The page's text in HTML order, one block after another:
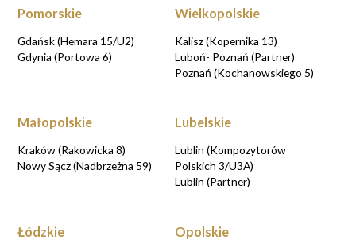
Pomorskie
Gdańsk (Hemara 15/U2)
Gdynia (Portowa 6)
Wielkopolskie
Kalisz (Kopernika 13)
Luboń- Poznań (Partner)
Poznań (Kochanowskiego 5)
Małopolskie
Kraków (Rakowicka 8)
Nowy Sącz (Nadbrzeżna 59)
Lubelskie
Lublin (Kompozytorów
Polskich 3/U3A)
Lublin (Partner)
Łódzkie Opolskie